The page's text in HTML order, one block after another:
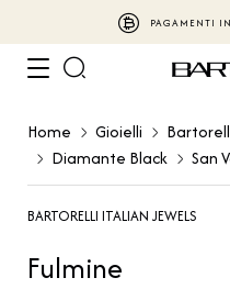
PAGAMENTI
Home Gioielli
Diamante Black
San
BARTORELLI ITALIAN JEWELS
Fulmine